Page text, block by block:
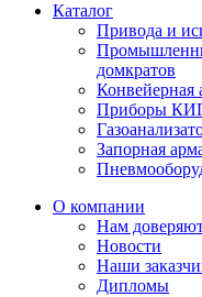
Каталог
Привода и
домкратов
Конвейерная
Приборы
Запорная
О компании
Нам
Новости
Наши
Дипломы